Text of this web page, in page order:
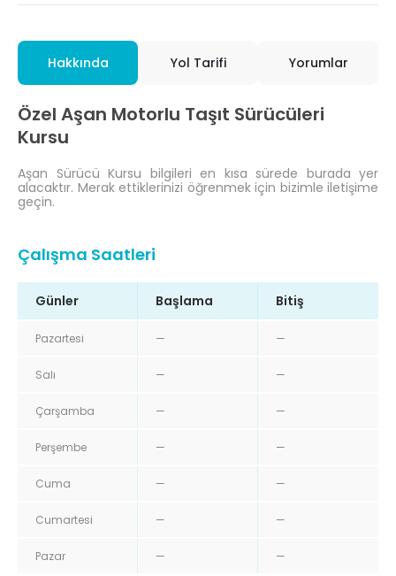
Hakkında Yol Tarifi Yorumlar
Özel Aşan Motorlu Taşıt Sürücüleri
Kursu
Aşan Sürücü Kursu bilgileri en kısa sürede burada yer
alacaktır. Merak ettiklerinizi öğrenmek için bizimle iletişime
geçin.
Çalışma Saatleri
Günler Başlama Bitiş
Pazartesi — —
Salı — —
Çarşamba — —
Perşembe — —
Cuma — —
Cumartesi — —
Pazar — —